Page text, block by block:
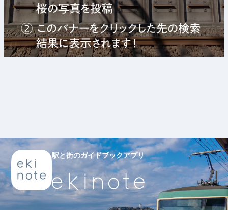
駅と街のガイドブックアプリ